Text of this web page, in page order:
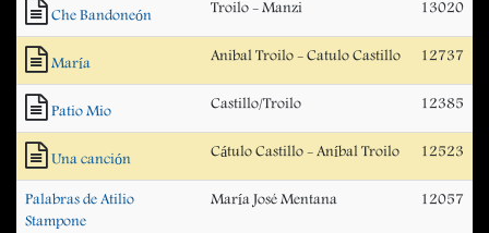
Che Bandoneón Troilo - Manzi 13020
María Anibal Troilo - Catulo Castillo 12737
Patio Mio Castillo/Troilo 12385
Una canción Cátulo Castillo - Aníbal Troilo 12523
Palabras de Atilio
Stampone
María José Mentana 12057